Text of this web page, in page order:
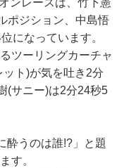
ンレースは、竹下憲
ポジション、中島悟
になっています。
ツーリングカーチャ
ト)が気を吐き2分
(サニー)は2分24秒5
酔うのは誰!?」と題
す。